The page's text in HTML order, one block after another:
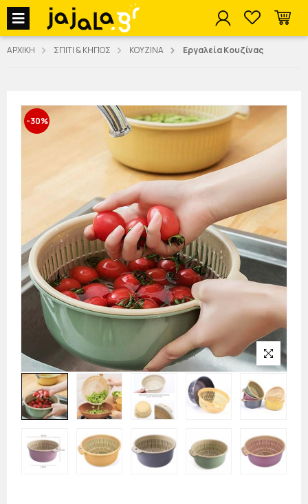
jajala Menu
ΑΡΧΙΚΗ ΣΠΙΤΙ & ΚΗΠΟΣ ΚΟΥΖΙΝΑ Εργαλεία Κουζίνας
-30%